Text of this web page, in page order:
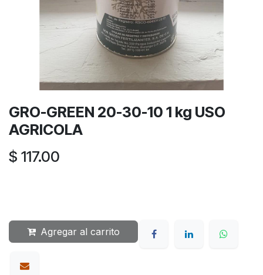
GRO-GREEN 20-30-10 1 kg USO
AGRICOLA
$ 117.00
Agregar al carrito